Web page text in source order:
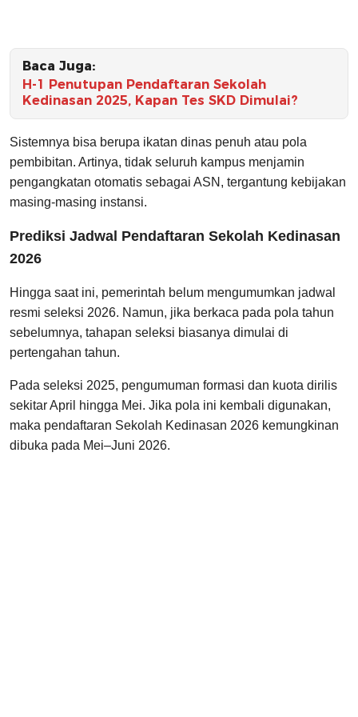
Baca Juga:
H-1 Penutupan Pendaftaran Sekolah
Kedinasan 2025, Kapan Tes SKD Dimulai?
Sistemnya bisa berupa ikatan dinas penuh atau pola
pembibitan. Artinya, tidak seluruh kampus menjamin
pengangkatan otomatis sebagai ASN, tergantung kebijakan
masing-masing instansi.
Prediksi Jadwal Pendaftaran Sekolah Kedinasan
2026
Hingga saat ini, pemerintah belum mengumumkan jadwal
resmi seleksi 2026. Namun, jika berkaca pada pola tahun
sebelumnya, tahapan seleksi biasanya dimulai di
pertengahan tahun.
Pada seleksi 2025, pengumuman formasi dan kuota dirilis
sekitar April hingga Mei. Jika pola ini kembali digunakan,
maka pendaftaran Sekolah Kedinasan 2026 kemungkinan
dibuka pada Mei–Juni 2026.